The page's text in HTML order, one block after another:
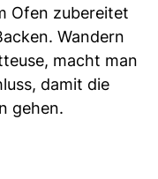
Ofen zubereitet
Wandern
macht man
damit die
gehen.